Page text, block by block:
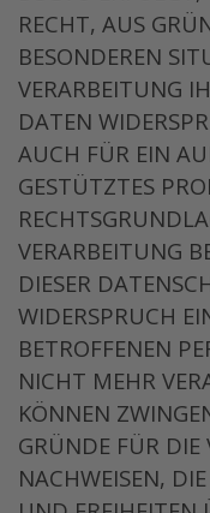
RECHT, AUS
BESONDEREN
VERARBEITUNG
DATEN
AUCH FÜR EIN
GESTÜTZTES
VERARBEITUNG
DIESER
WIDERSPRUCH
BETROFFENEN
NICHT MEHR
KÖNNEN
GRÜNDE FÜR DIE
NACHWEISEN,